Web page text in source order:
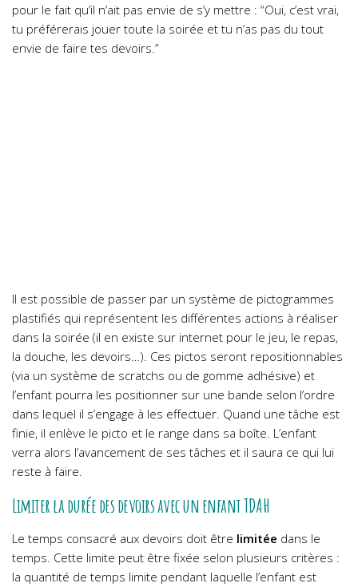
pour le fait qu’il n’ait pas envie de s’y mettre : “Oui, c’est vrai,
tu préférerais jouer toute la soirée et tu n’as pas du tout
envie de faire tes devoirs.”
Il est possible de passer par un système de pictogrammes
plastifiés qui représentent les différentes actions à réaliser
dans la soirée (il en existe sur internet pour le jeu, le repas,
la douche, les devoirs…). Ces pictos seront repositionnables
(via un système de scratchs ou de gomme adhésive) et
l’enfant pourra les positionner sur une bande selon l’ordre
dans lequel il s’engage à les effectuer. Quand une tâche est
finie, il enlève le picto et le range dans sa boîte. L’enfant
verra alors l’avancement de ses tâches et il saura ce qui lui
reste à faire.
Limiter la durée des devoirs avec un enfant TDAH
Le temps consacré aux devoirs doit être limitée dans le
temps. Cette limite peut être fixée selon plusieurs critères :
la quantité de temps limite pendant laquelle l’enfant est